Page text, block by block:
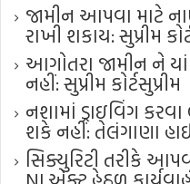
જામીન આપવા માટે
રાખી શકાય: સુપ્રીમ
આગોતરા જામીન ને
નહીં: સુપ્રીમ કોર્ટ​સુપ્રીમ
નશામાં ડ્રાઇવિંગ
શકે નહીં: તેલંગાણા
સિક્યુરિટી તરીકે